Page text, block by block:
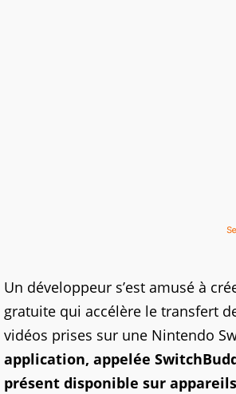
Un développeur s’est amusé à
gratuite qui accélère le transfert
vidéos prises sur une Nintendo
application, appelée
présent disponible sur appareils